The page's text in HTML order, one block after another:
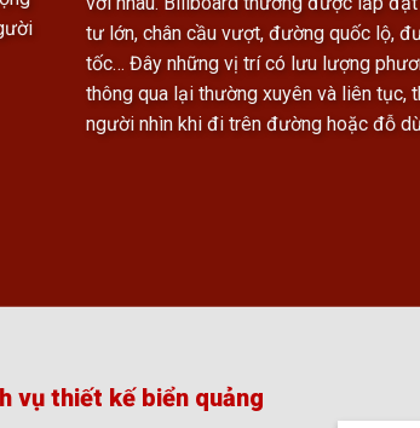
tư lớn, chân cầu vượt, đường quốc lộ,
tốc… Đây những vị trí có lưu lượng
thông qua lại thường xuyên và liên tục,
người nhìn khi đi trên đường hoặc đỗ
vụ thiết kế biển quảng